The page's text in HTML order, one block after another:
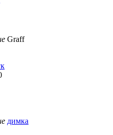
Graff
димка